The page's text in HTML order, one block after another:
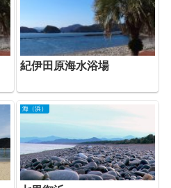
紀伊田原海水浴場
海（浜）